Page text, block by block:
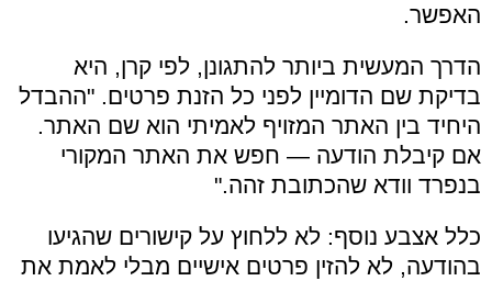
האפשר.
הדרך המעשית ביותר להתגונן, לפי קרן, היא
בדיקת שם הדומיין לפני כל הזנת פרטים. "ההבדל
היחיד בין האתר המזויף לאמיתי הוא שם האתר.
אם קיבלת הודעה — חפש את האתר המקורי
בנפרד וודא שהכתובת זהה."
כלל אצבע נוסף: לא ללחוץ על קישורים שהגיעו
בהודעה, לא להזין פרטים אישיים מבלי לאמת את